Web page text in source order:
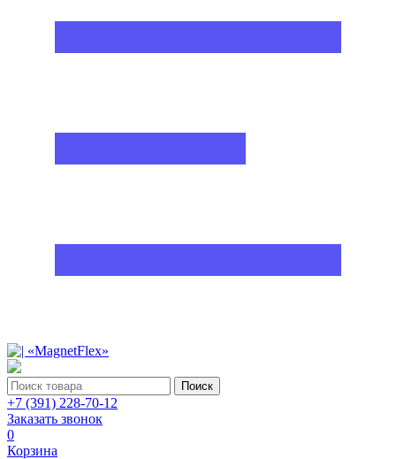
Поиск
+7 (391) 228-70-12
Заказать звонок
0
Корзина